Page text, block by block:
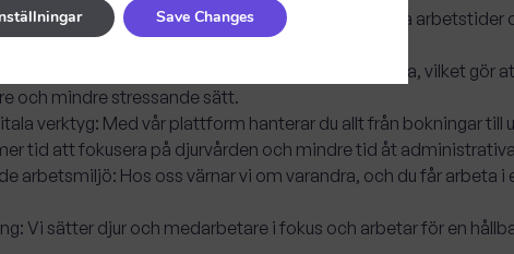
Frihet att påverka ditt schema med flexibla arbetstider
från vårt team.
Du får möta djuren där de känner sig mest bekväma, vilket gör
och mindre stressande sätt.
verktyg: Med vår plattform hanterar du allt från bokningar till
tid att fokusera på djurvården och mindre tid åt
arbetsmiljö: Hos oss värnar vi om varandra, och du får arbeta i
Vi sätter djur och medarbetare i fokus och arbetar för en
Save Changes